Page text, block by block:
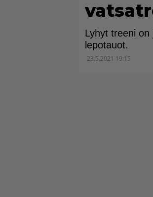
Lyhyt treeni on
lepotauot.
23.5.2021 19:15